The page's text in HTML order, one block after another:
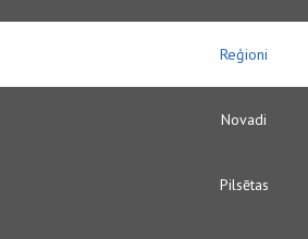
Reģioni
Novadi
Pilsētas